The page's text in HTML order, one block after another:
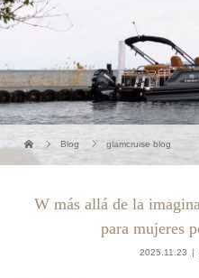
Blog glamcruise blog
W más allá de la
para mujeres
2025.11.23